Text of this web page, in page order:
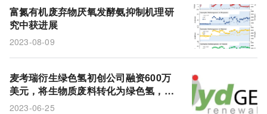
富氮有机废弃物厌氧发酵氨抑制机理研
究中获进展
2023-08-09
麦考瑞衍生绿色氢初创公司融资600万
美元，将生物质废料转化为绿色氢，打
破氢气「就近使用」的困境
2023-06-25